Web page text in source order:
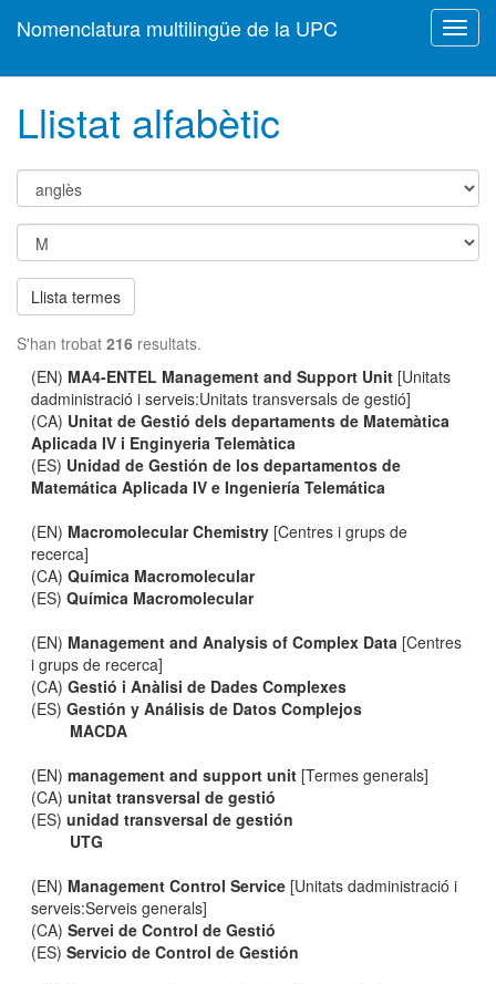
Nomenclatura multilingüe de la UPC
Llistat alfabètic
Llista termes
S'han trobat 216 resultats.
(EN) MA4-ENTEL Management and Support Unit [Unitats
dadministració i serveis:Unitats transversals de gestió]
(CA) Unitat de Gestió dels departaments de Matemàtica
Aplicada IV i Enginyeria Telemàtica
(ES) Unidad de Gestión de los departamentos de
Matemática Aplicada IV e Ingeniería Telemática
(EN) Macromolecular Chemistry [Centres i grups de
recerca]
(CA)Química Macromolecular
(ES)Química Macromolecular
(EN) Management and Analysis of Complex Data [Centres
i grups de recerca]
(CA)Gestió i Anàlisi de Dades Complexes
(ES)Gestión y Análisis de Datos Complejos
MACDA
(EN)management and support unit [Termes generals]
(CA)unitat transversal de gestió
(ES)unidad transversal de gestión
UTG
(EN) Management Control Service [Unitats dadministració i
serveis:Serveis generals]
(CA)Servei de Control de Gestió
(ES)Servicio de Control de Gestión